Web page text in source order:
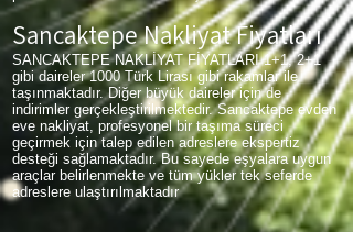
Sancaktepe Nakliyat Fiyatları
SANCAKTEPE NAKLİYAT FİYATLARI 1+1, 2+1
gibi daireler 1000 Türk Lirası gibi rakamlar ile
taşınmaktadır. Diğer büyük daireler için de
indirimler gerçekleştirilmektedir. Sancaktepe evden
eve nakliyat, profesyonel bir taşıma süreci
geçirmek için talep edilen adreslere ekspertiz
desteği sağlamaktadır. Bu sayede eşyalara uygun
araçlar belirlenmekte ve tüm yükler tek seferde
adreslere ulaştırılmaktadır